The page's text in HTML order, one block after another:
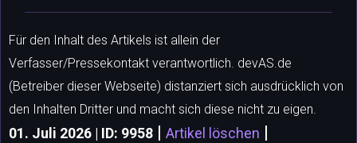
Für den Inhalt des Artikels ist allein der
Verfasser/Pressekontakt verantwortlich. devAS.de
(Betreiber dieser Webseite) distanziert sich ausdrücklich von
den Inhalten Dritter und macht sich diese nicht zu eigen.
01. Juli 2026 | ID: 9958 | Artikel löschen |